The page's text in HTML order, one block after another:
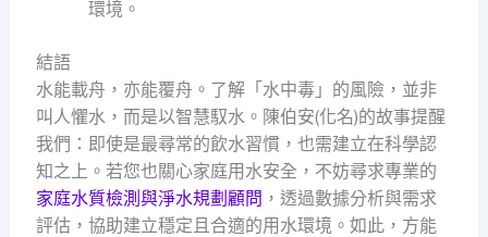
環境。
結語
水能載舟，亦能覆舟。了解「水中毒」的風險，並非
叫人懼水，而是以智慧馭水。陳伯安(化名)的故事提醒
我們：即使是最尋常的飲水習慣，也需建立在科學認
知之上。若您也關心家庭用水安全，不妨尋求專業的
家庭水質檢測與淨水規劃顧問 ，透過數據分析與需求
評估，協助建立穩定且合適的用水環境。如此，方能